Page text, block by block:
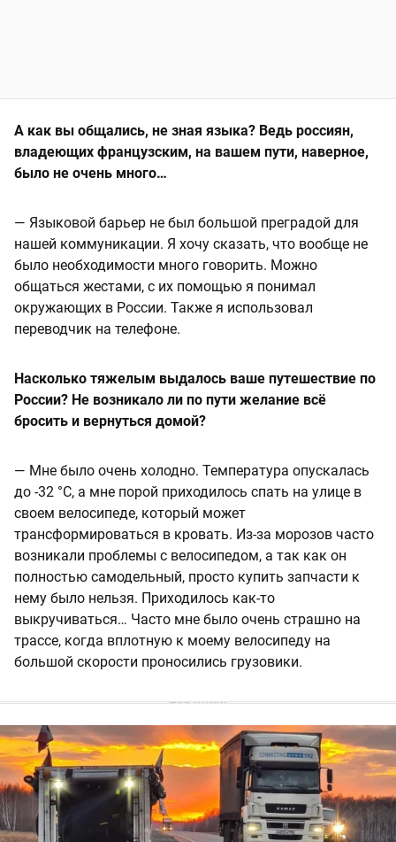
А как вы общались, не зная языка? Ведь россиян,
владеющих французским, на вашем пути, наверное,
было не очень много…
— Языковой барьер не был большой преградой для
нашей коммуникации. Я хочу сказать, что вообще не
было необходимости много говорить. Можно
общаться жестами, с их помощью я понимал
окружающих в России. Также я использовал
переводчик на телефоне.
Насколько тяжелым выдалось ваше путешествие по
России? Не возникало ли по пути желание всё
бросить и вернуться домой?
— Мне было очень холодно. Температура опускалась
до -32 °C, а мне порой приходилось спать на улице в
своем велосипеде, который может
трансформироваться в кровать. Из-за морозов часто
возникали проблемы с велосипедом, а так как он
полностью самодельный, просто купить запчасти к
нему было нельзя. Приходилось как-то
выкручиваться… Часто мне было очень страшно на
трассе, когда вплотную к моему велосипеду на
большой скорости проносились грузовики.